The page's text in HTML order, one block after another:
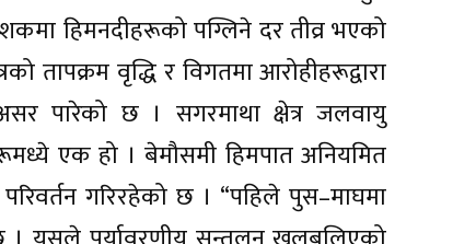
हिमनदीहरूको पग्लिने दर तीव्र भएको
तापक्रम वृद्धि र विगतमा आरोहीहरूद्वारा
पारेको छ । सगरमाथा क्षेत्र जलवायु
एक हो । बेमौसमी हिमपात अनियमित
गरिरहेको छ । “पहिले पुस–माघमा